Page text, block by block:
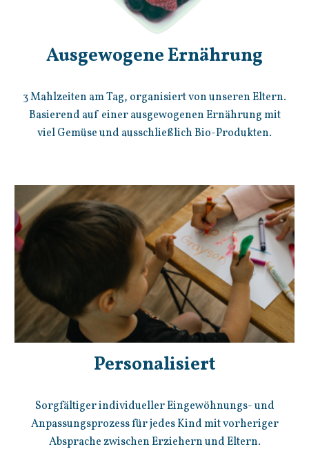
Ausgewogene Ernährung
3 Mahlzeiten am Tag, organisiert von unseren Eltern.
Basierend auf einer ausgewogenen Ernährung mit
viel Gemüse und ausschließlich Bio-Produkten.
Personalisiert
Sorgfältiger individueller Eingewöhnungs- und
Anpassungsprozess für jedes Kind mit vorheriger
Absprache zwischen Erziehern und Eltern.